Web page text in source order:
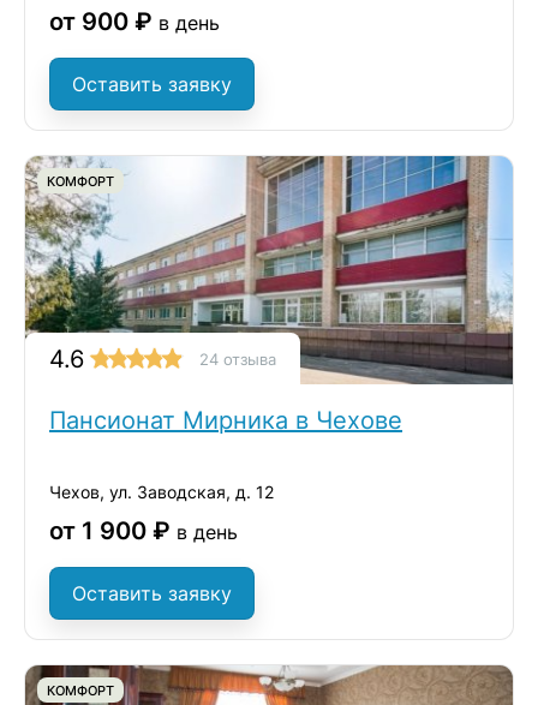
от 900 ₽ в день
Оставить заявку
КОМФОРТ
4.6 24 отзыва
Пансионат Мирника в Чехове
Чехов, ул. Заводская, д. 12
от 1 900 ₽ в день
Оставить заявку
КОМФОРТ